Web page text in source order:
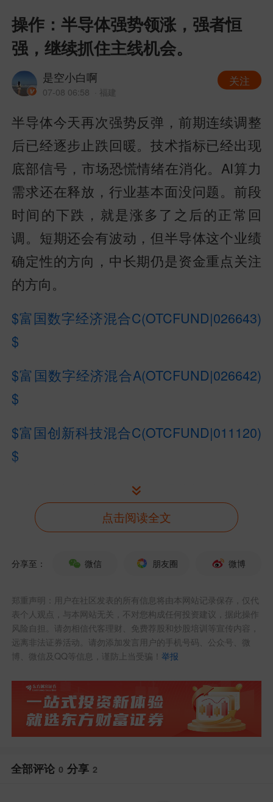
操作：半导体强势领涨，强者恒
强，继续抓住主线机会。
是空小白啊
07-08 06:58 · 福建
关注
半导体今天再次强势反弹，前期连续调整
后已经逐步止跌回暖。技术指标已经出现
底部信号，市场恐慌情绪在消化。AI算力
需求还在释放，行业基本面没问题。前段
时间的下跌，就是涨多了之后的正常回
调。短期还会有波动，但半导体这个业绩
确定性的方向，中长期仍是资金重点关注
的方向。
$富国数字经济混合C(OTCFUND|026643)
$
$富国数字经济混合A(OTCFUND|026642)
$
$富国创新科技混合C(OTCFUND|011120)
$
#复盘记录#
算板块走高，行情逻辑是什么？#
#美军称
开始对伊朗发动系列打击#
发布于 创作中心网页端
点击阅读全文
分享至： 微信 朋友圈 微博
郑重声明：用户在社区发表的所有信息将由本网站记录保存，仅代
表个人观点，与本网站无关，不对您构成任何投资建议，据此操作
风险自担。请勿相信代客理财、免费荐股和炒股培训等宣传内容，
远离非法证券活动。请勿添加发言用户的手机号码、公众号、微
博、微信及QQ等信息，谨防上当受骗！举报
全部评论 0 分享 2